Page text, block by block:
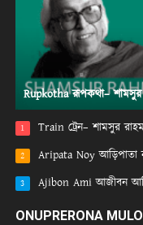
Rupkotha রূপকথা– শামসুর
1 Train ট্রেন– শামসুর
2 Aripata Noy আড়িপাতা
3 Ajibon Ami আজীবন
ONUPRERONA